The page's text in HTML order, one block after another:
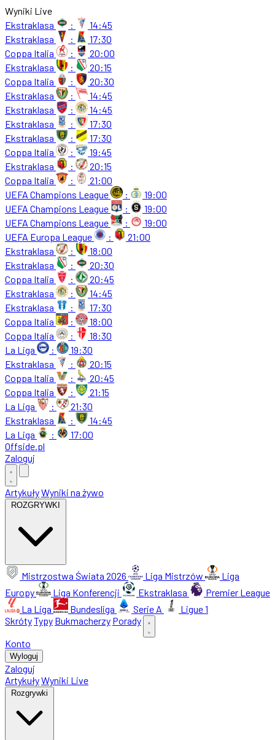
Wyniki Live
Ekstraklasa
:
14:45
Ekstraklasa
:
17:30
Coppa Italia
:
20:00
Ekstraklasa
:
20:15
Coppa Italia
:
20:30
Ekstraklasa
:
14:45
Ekstraklasa
:
14:45
Ekstraklasa
:
17:30
Ekstraklasa
:
17:30
Coppa Italia
:
19:45
Ekstraklasa
:
20:15
Coppa Italia
:
21:00
UEFA Champions League
:
19:00
UEFA Champions League
:
19:00
UEFA Champions League
:
19:00
UEFA Europa League
:
21:00
Ekstraklasa
:
18:00
Ekstraklasa
:
20:30
Coppa Italia
:
20:45
Ekstraklasa
:
14:45
Ekstraklasa
:
17:30
Coppa Italia
:
18:00
Coppa Italia
:
18:30
La Liga
:
19:30
Ekstraklasa
:
20:15
Coppa Italia
:
20:45
Coppa Italia
:
21:15
La Liga
:
21:30
Ekstraklasa
:
14:45
La Liga
:
17:00
Offside.pl
Zaloguj
ArtykułyWyniki na żywo
ROZGRYWKI
Mistrzostwa Świata 2026 Liga Mistrzów
Liga
Europy
Liga Konferencji Ekstraklasa
Premier League
La Liga
Bundesliga Serie A
Ligue 1
SkrótyTypy Bukmacherzy Porady
Konto
Wyloguj
Zaloguj
ArtykułyWyniki Live
Rozgrywki